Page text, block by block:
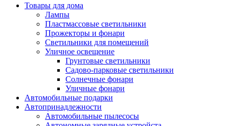
Товары для дома
Лампы
Пластмассовые светильники
Прожекторы и фонари
Светильники для помещений
Уличное освещение
Грунтовые светильники
Садово-парковые светильники
Солнечные фонари
Уличные фонари
Автомобильные подарки
Автопринадлежности
Автомобильные пылесосы